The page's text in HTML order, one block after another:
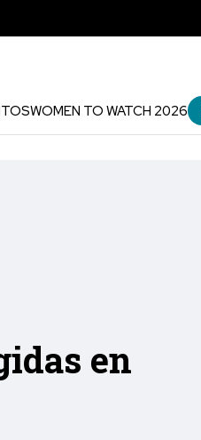
WOMEN TO WATCH 2026
en